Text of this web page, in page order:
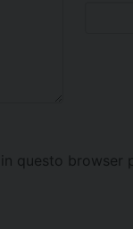
questo browser